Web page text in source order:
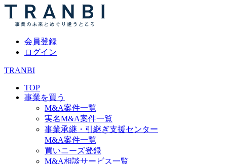
会員登録
ログイン
TRANBI
TOP
事業を買う
M&A案件一覧
実名M&A案件一覧
事業承継・引継ぎ支援センター
M&A案件一覧
買いニーズ登録
M&A相談サービス一覧